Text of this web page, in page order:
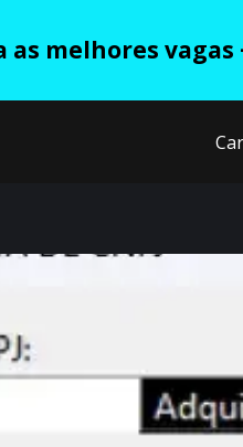
as melhores